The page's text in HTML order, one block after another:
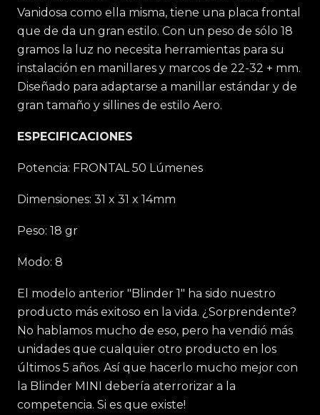
Vanidosa como ella misma, tiene una placa frontal
que de da un gran estilo. Con un peso de sólo 18
gramos la luz no necesita herramientas para su
instalación en manillares y marcos de 22-32 + mm.
Diseñado para adaptarse a manillar estándar y de
gran tamaño y sillines de estilo Aero.
ESPECIFICACIONES
Potencia: FRONTAL 50 Lúmenes
Dimensiones: 31 x 31 x 14mm
Peso: 18 gr
Modo: 8
El modelo anterior "Blinder 1" ha sido nuestro
producto más exitoso en la vida. ¿Sorprendente?
No hablamos mucho de eso, pero ha vendió más
unidades que cualquier otro producto en los
últimos 5 años. Así que hacerlo mucho mejor con
la Blinder MINI debería aterrorizar a la
competencia. Si es que existe!